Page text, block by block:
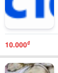
10.000₫